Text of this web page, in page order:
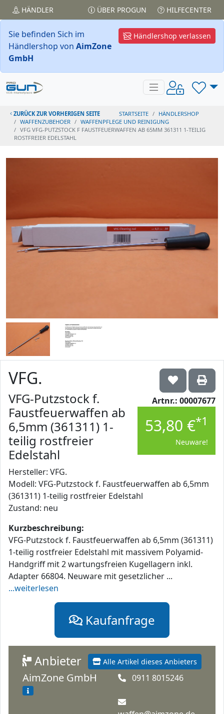
HÄNDLER ÜBER PROGUN HILFECENTER
Händlershop verlassen
Sie befinden Sich im
Händlershop von AimZone
GmbH
ZURÜCK ZUR VORHERIGEN SEITE STARTSEITE
HÄNDLERSHOP
WAFFENZUBEHOER
WAFFENPFLEGE UND REINIGUNG
VFG VFG-PUTZSTOCK F FAUSTFEUERWAFFEN AB 65MM 361311 1-TEILIG
ROSTFREIER EDELSTAHL
Artnr.: 00007677
53,80 €*1
Neuware!
VFG.
VFG-Putzstock f.
Faustfeuerwaffen ab
6,5mm (361311) 1-
teilig rostfreier
Edelstahl
Hersteller: VFG.
Modell: VFG-Putzstock f. Faustfeuerwaffen ab 6,5mm
(361311) 1-teilig rostfreier Edelstahl
Zustand: neu
Kurzbeschreibung:
VFG-Putzstock f. Faustfeuerwaffen ab 6,5mm (361311)
1-teilig rostfreier Edelstahl mit massivem Polyamid-
Handgriff mit 2 wartungsfreien Kugellagern inkl.
Adapter 66804. Neuware mit gesetzlicher ...
...weiterlesen
Kaufanfrage
Alle Artikel dieses Anbieters
Anbieter
AimZone GmbH 0911 8015246